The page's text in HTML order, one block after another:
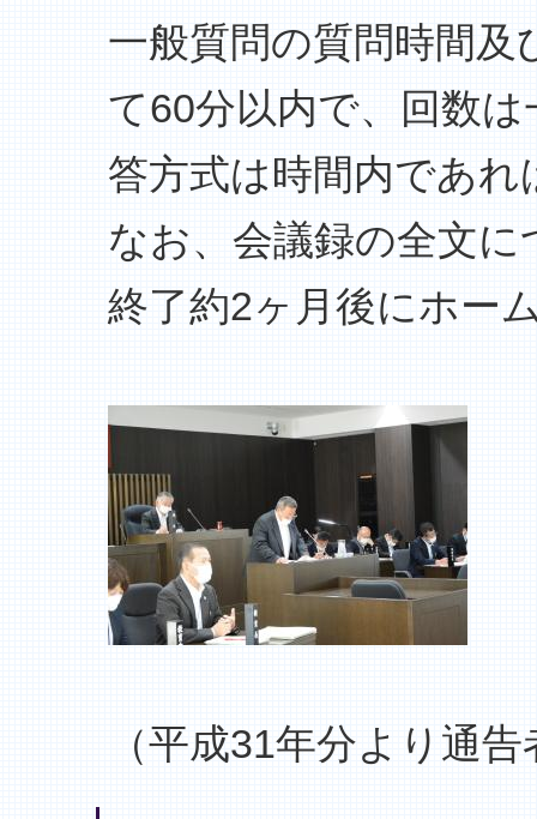
一般質問の質問時間
て60分以内で、回数
答方式は時間内であ
なお、会議録の全文
終了約2ヶ月後にホー
（平成31年分より通